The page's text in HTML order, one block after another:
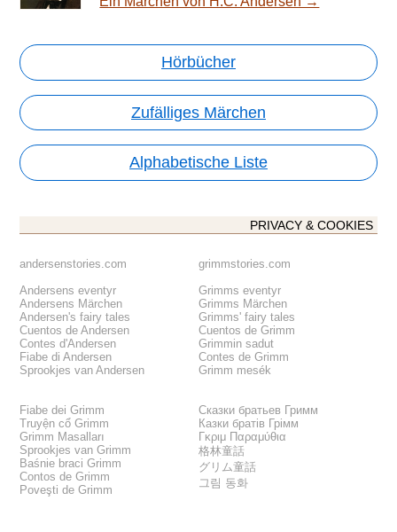
Hörbücher
Zufälliges Märchen
Alphabetische Liste
PRIVACY & COOKIES
andersenstories.com
Andersens eventyr
Andersens Märchen
Andersen's fairy tales
Cuentos de Andersen
Contes d'Andersen
Fiabe di Andersen
Sprookjes van Andersen
grimmstories.com
Grimms eventyr
Grimms Märchen
Grimms' fairy tales
Cuentos de Grimm
Grimmin sadut
Contes de Grimm
Grimm mesék
Fiabe dei Grimm
Truyện cổ Grimm
Grimm Masalları
Sprookjes van Grimm
Baśnie braci Grimm
Contos de Grimm
Poveşti de Grimm
Сказки братьев Гримм
Казки братів Грімм
Γκριμ Παραμύθια
格林童話
グリム童話
그림 동화